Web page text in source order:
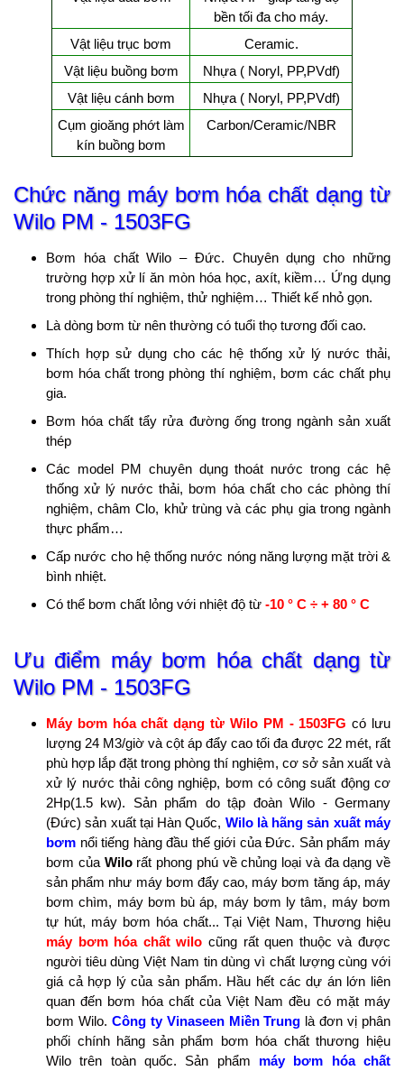
bền tối đa cho máy.
Vật liệu trục bơm
Ceramic.
Vật liệu buồng bơm
Nhựa ( Noryl, PP,PVdf)
Vật liệu cánh bơm
Nhựa ( Noryl, PP,PVdf)
Cụm gioăng phớt làm
kín buồng bơm
Carbon/Ceramic/NBR
Chức năng máy bơm hóa chất dạng từ
Wilo PM - 1503FG
Bơm hóa chất Wilo – Đức. Chuyên dụng cho những
trường hợp xử lí ăn mòn hóa học, axít, kiềm… Ứng dụng
trong phòng thí nghiệm, thử nghiệm… Thiết kế nhỏ gọn.
Là dòng bơm từ nên thường có tuổi thọ tương đối cao.
Thích hợp sử dụng cho các hệ thống xử lý nước thải,
bơm hóa chất trong phòng thí nghiệm, bơm các chất phụ
gia.
Bơm hóa chất tẩy rửa đường ống trong ngành sản xuất
thép
Các model PM chuyên dụng thoát nước trong các hệ
thống xử lý nước thải, bơm hóa chất cho các phòng thí
nghiệm, châm Clo, khử trùng và các phụ gia trong ngành
thực phẩm…
Cấp nước cho hệ thống nước nóng năng lượng mặt trời &
bình nhiệt.
Có thể bơm chất lỏng với nhiệt độ từ -10 ° C ÷ + 80 ° C
Ưu điểm máy bơm hóa chất dạng từ
Wilo PM - 1503FG
Máy bơm hóa chất dạng từ Wilo PM - 1503FG có lưu
lượng 24 M3/giờ và cột áp đẩy cao tối đa được 22 mét, rất
phù hợp lắp đặt trong phòng thí nghiệm, cơ sở sản xuất và
xử lý nước thải công nghiệp, bơm có công suất động cơ
2Hp(1.5 kw). Sản phẩm do tập đoàn Wilo - Germany
(Đức) sản xuất tại Hàn Quốc, Wilo là hãng sản xuất máy
bơm nổi tiếng hàng đầu thế giới của Đức. Sản phẩm máy
bơm của Wilorất phong phú về chủng loại và đa dạng về
sản phẩm như máy bơm đẩy cao, máy bơm tăng áp, máy
bơm chìm, máy bơm bù áp, máy bơm ly tâm, máy bơm
tự hút, máy bơm hóa chất... Tại Việt Nam, Thương hiệu
máy bơm hóa chất wilo cũng rất quen thuộc và được
người tiêu dùng Việt Nam tin dùng vì chất lượng cùng với
giá cả hợp lý của sản phẩm. Hầu hết các dự án lớn liên
quan đến bơm hóa chất của Việt Nam đều có mặt máy
bơm Wilo. Công ty Vinaseen Miền Trung là đơn vị phân
phối chính hãng sản phẩm bơm hóa chất thương hiệu
Wilo trên toàn quốc. Sản phẩm máy bơm hóa chất